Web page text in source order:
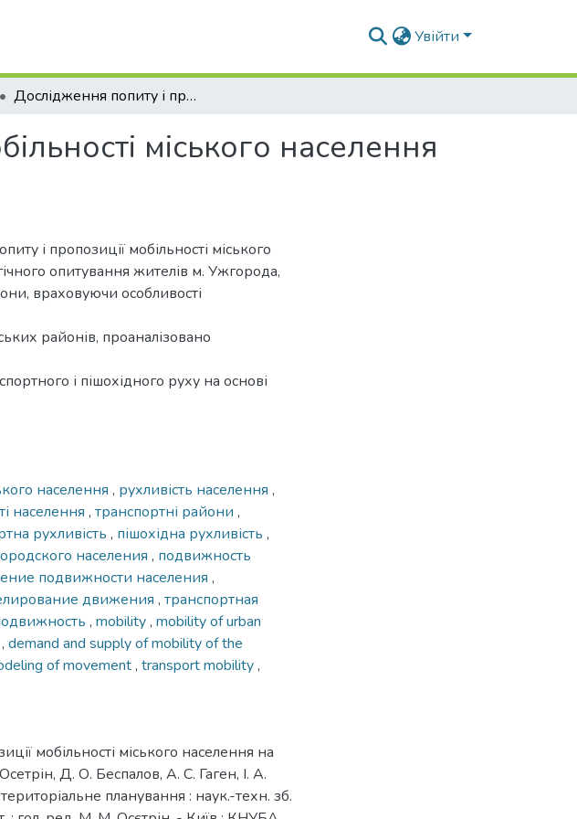
Увійти
Дослідження попиту і пропозиції мобільності міського населення на прикладі м.Ужгорода
міського населення
і пропозиції мобільності міського
опитування жителів м. Ужгорода,
враховуючи особливості
районів, проаналізовано
і пішохідного руху на основі
населення , рухливість населення ,
населення , транспортні райони ,
рухливість , пішохідна рухливість ,
населения , подвижность
подвижности населения ,
движения , транспортная
, mobility, mobility of urban
, demand and supply of mobility of the
of movement, transport mobility,
мобільності міського населення на
Д. О. Беспалов, А. С. Гаген, І. А.
планування : наук.-техн. зб.